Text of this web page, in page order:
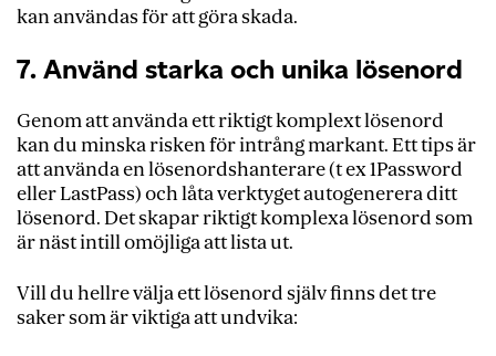
kan användas för att göra skada.
7. Använd starka och unika lösenord
Genom att använda ett riktigt komplext lösenord
kan du minska risken för intrång markant. Ett tips är
att använda en lösenordshanterare (t ex 1Password
eller LastPass) och låta verktyget autogenerera ditt
lösenord. Det skapar riktigt komplexa lösenord som
är näst intill omöjliga att lista ut.
Vill du hellre välja ett lösenord själv finns det tre
saker som är viktiga att undvika: